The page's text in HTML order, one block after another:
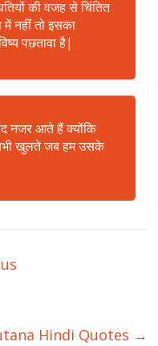
की वजह से चिंतित
नहीं तो इसका
पछतावा है|
नजर आते हैं क्योंकि
खुलते जब हम उसके
Hindi Quotes →